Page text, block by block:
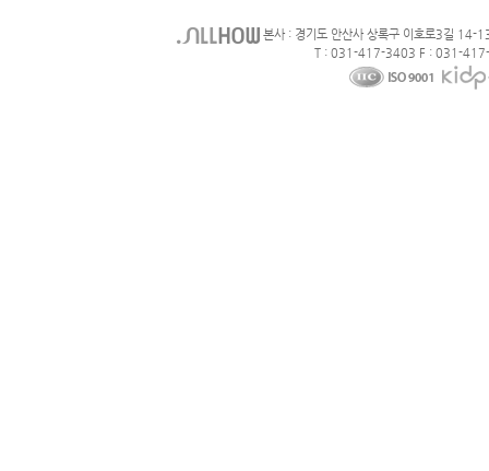
본사 : 경기도 안산사 상록구 이호로3길 14-
T : 031-417-3403 F : 031-